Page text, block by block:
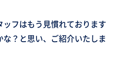
フはもう見慣れております
？と思い、ご紹介いたしま